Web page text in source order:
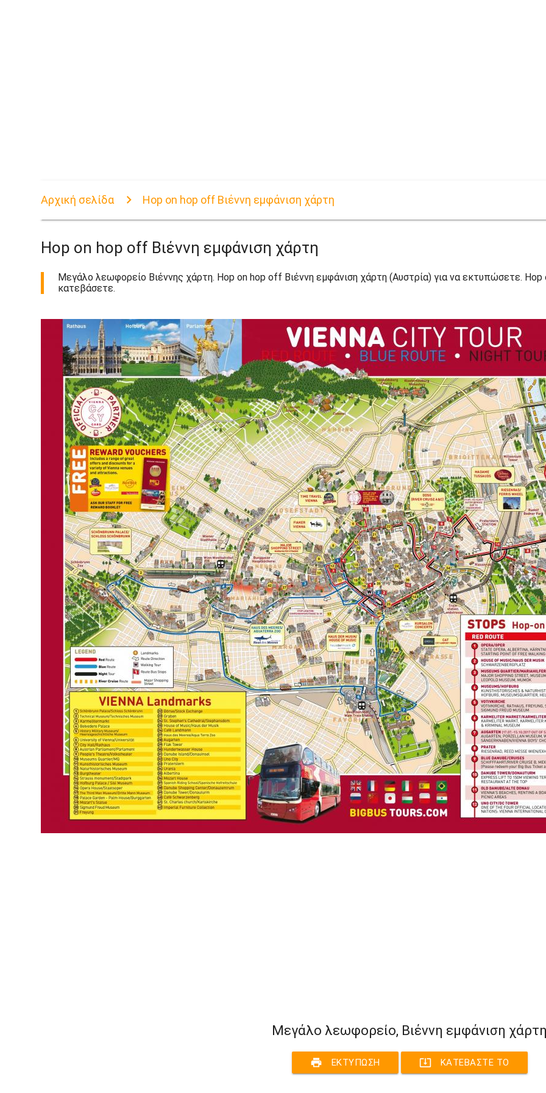
Αρχική σελίδα Hop on hop off Βιέννη εμφάνιση χάρτη
Hop on hop off Βιέννη εμφάνιση χάρτη
Μεγάλο λεωφορείο Βιέννης χάρτη. Hop on hop off Βιέννη εμφάνιση χάρτη (Αυστρία) για να εκτυπώσετε. Hop
κατεβάσετε.
Μεγάλο λεωφορείο, Βιέννη εμφάνιση
print ΕΚΤΎΠΩΣΗ system_update_alt ΚΑΤΕΒΆΣΤΕ ΤΟ